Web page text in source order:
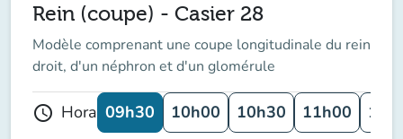
Rein (coupe) - Casier 28
Modèle comprenant une coupe longitudinale du rein
droit, d'un néphron et d'un glomérule
schedule Hora 09h30 10h00 10h30 11h00